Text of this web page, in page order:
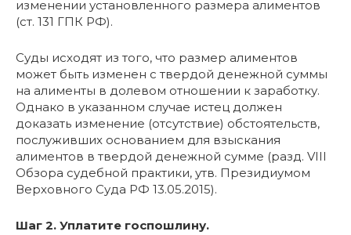
изменении установленного размера алиментов
(ст. 131 ГПК РФ).
Суды исходят из того, что размер алиментов
может быть изменен с твердой денежной суммы
на алименты в долевом отношении к заработку.
Однако в указанном случае истец должен
доказать изменение (отсутствие) обстоятельств,
послуживших основанием для взыскания
алиментов в твердой денежной сумме (разд. VIII
Обзора судебной практики, утв. Президиумом
Верховного Суда РФ 13.05.2015).
Шаг 2. Уплатите госпошлину.